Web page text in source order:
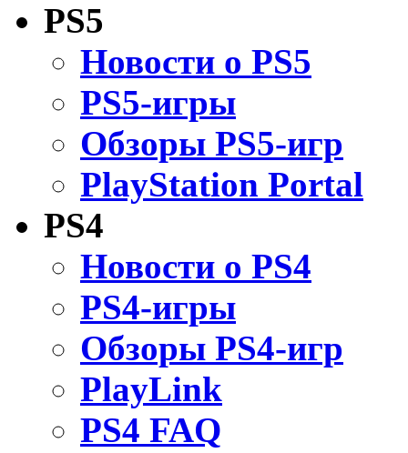
PS5
Новости о PS5
PS5-игры
Обзоры PS5-игр
PlayStation Portal
PS4
Новости о PS4
PS4-игры
Обзоры PS4-игр
PlayLink
PS4 FAQ